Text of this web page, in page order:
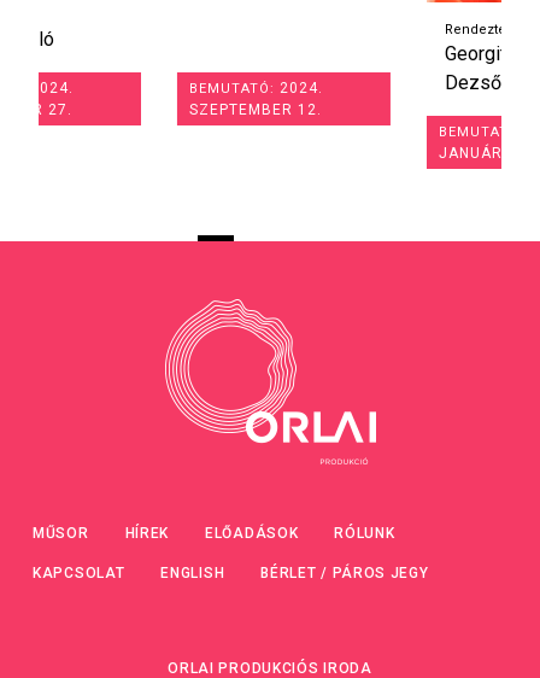
BEMUTATÓ:
SZEPTEMBER 12.
Dezső
2025.
MŰSOR HÍREK ELŐADÁSOK RÓLUNK
KAPCSOLAT ENGLISH BÉRLET / PÁROS JEGY
ORLAI PRODUKCIÓS IRODA